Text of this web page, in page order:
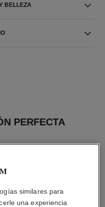
BELLEZA
PERFECTA
similares para
una experiencia